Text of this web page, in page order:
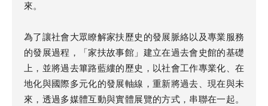
來。
為了讓社會大眾瞭解家扶歷史的發展脈絡以及專業服務
的發展過程，「家扶故事館」建立在過去會史館的基礎
上，並將過去篳路藍縷的歷史，以社會工作專業化、在
地化與國際多元化的發展軸線，重新將過去、現在與未
來，透過多媒體互動與實體展覽的方式，串聯在一起。